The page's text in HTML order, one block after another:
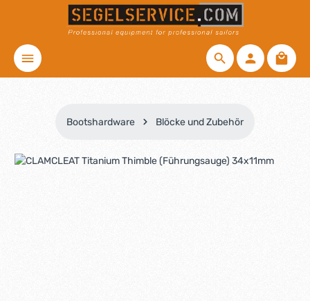
Zum Hauptinhalt springen
Bootshardware Blöcke und Zubehör
Bildergalerie überspringen